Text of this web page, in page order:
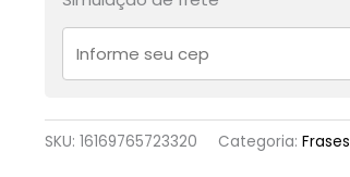
SKU: 16169765723320 Categoria: Frases